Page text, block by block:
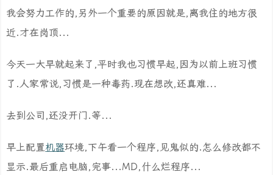
我会努力工作的,另外一个重要的原因就是,离我住的地方很
近.才在岗顶...
今天一大早就起来了,平时我也习惯早起,因为以前上班习惯
了.人家常说,习惯是一种毒药.现在想改,还真难...
去到公司,还没开门.等...
早上配置机器环境,下午看一个程序,见鬼似的.怎么修改都不
显示.最后重启电脑,完事...MD,什么烂程序...